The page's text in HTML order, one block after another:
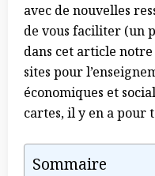
avec de nouvelles
de vous faciliter (un
dans cet article notre
sites pour
économiques et
cartes, il y en a pour
Sommaire